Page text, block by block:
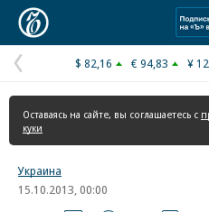
Предыдущая
страница
$ 82,16 € 94,83 ¥
Оставаясь на сайте, вы соглашаетесь с
куки
Украина
15.10.2013, 00:00